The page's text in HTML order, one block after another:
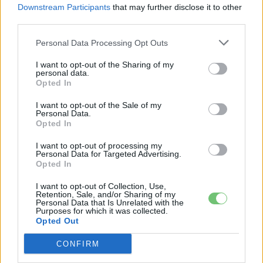
Downstream Participants that may further disclose it to other
Personal Data Processing Opt Outs
I want to opt-out of the Sharing of my
personal data.
Opted In
I want to opt-out of the Sale of my
Personal Data.
Opted In
I want to opt-out of processing my
Personal Data for Targeted Advertising.
Opted In
I want to opt-out of Collection, Use,
Retention, Sale, and/or Sharing of my
Personal Data that Is Unrelated with the
Purposes for which it was collected.
Opted Out
CONFIRM
KAPCSOLÓDÓ CIKKEK TÖBB A SZERZŐTŐL
Elektromos
csúcsidőben 200 Ft/kWh: így alakul át a
10 millió Tesla gördült le a szalagról –
Elektromos